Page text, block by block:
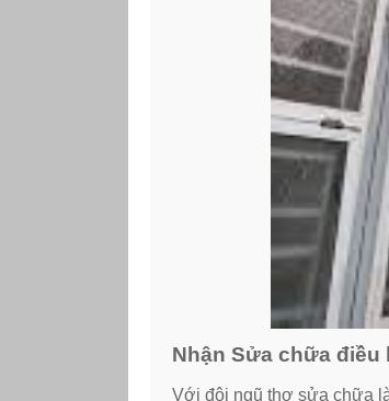
Nhận Sửa chữa điều
Với đội ngũ thợ sửa chữa